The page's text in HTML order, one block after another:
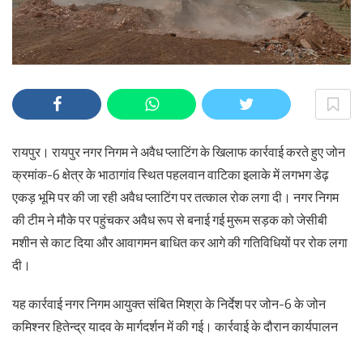
रायपुर। रायपुर नगर निगम ने अवैध प्लाटिंग के खिलाफ कार्रवाई करते हुए जोन
क्रमांक-6 क्षेत्र के भाठागांव स्थित पहलवान वाटिका इलाके में लगभग डेढ़
एकड़ भूमि पर की जा रही अवैध प्लाटिंग पर तत्काल रोक लगा दी। नगर निगम
की टीम ने मौके पर पहुंचकर अवैध रूप से बनाई गई मुरूम सड़क को जेसीबी
मशीन से काट दिया और आवागमन बाधित कर आगे की गतिविधियों पर रोक लगा
दी।
यह कार्रवाई नगर निगम आयुक्त संबित मिश्रा के निर्देश पर जोन-6 के जोन
कमिश्नर हितेन्द्र यादव के मार्गदर्शन में की गई। कार्रवाई के दौरान कार्यपालन